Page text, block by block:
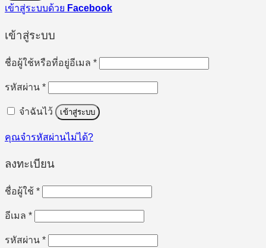
เข้าสู่ระบบด้วย Facebook
เข้าสู่ระบบ
ชื่อผู้ใช้หรือที่อยู่อีเมล *ต้องการ
รหัสผ่าน *ต้องการ
จำฉันไว้ เข้าสู่ระบบ
คุณจำรหัสผ่านไม่ได้?
ลงทะเบียน
ชื่อผู้ใช้ *ต้องการ
อีเมล *ต้องการ
รหัสผ่าน *ต้องการ